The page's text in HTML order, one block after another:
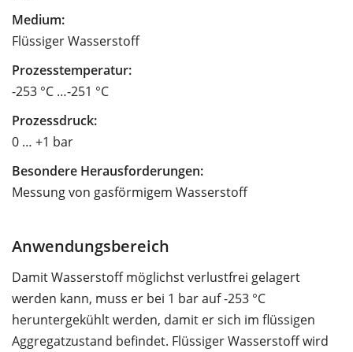
Medium:
Flüssiger Wasserstoff
Prozesstemperatur:
-253 °C …-251 °C
Prozessdruck:
0 … +1 bar
Besondere Herausforderungen:
Messung von gasförmigem Wasserstoff
Anwendungsbereich
Damit Wasserstoff möglichst verlustfrei gelagert
werden kann, muss er bei 1 bar auf -253 °C
heruntergekühlt werden, damit er sich im flüssigen
Aggregatzustand befindet. Flüssiger Wasserstoff wird